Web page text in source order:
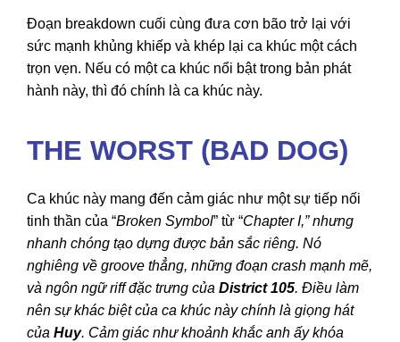
Đoạn breakdown cuối cùng đưa cơn bão trở lại với
sức mạnh khủng khiếp và khép lại ca khúc một cách
trọn vẹn. Nếu có một ca khúc nổi bật trong bản phát
hành này, thì đó chính là ca khúc này.
THE WORST (BAD DOG)
Ca khúc này mang đến cảm giác như một sự tiếp nối
tinh thần của “Broken Symbol” từ “Chapter I,” nhưng
nhanh chóng tạo dựng được bản sắc riêng. Nó
nghiêng về groove thẳng, những đoạn crash mạnh mẽ,
và ngôn ngữ riff đặc trưng của District 105. Điều làm
nên sự khác biệt của ca khúc này chính là giọng hát
của Huy. Cảm giác như khoảnh khắc anh ấy khóa